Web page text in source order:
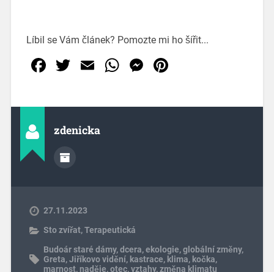
Líbil se Vám článek? Pomozte mi ho šířit...
Facebook
Twitter
EmailWhatsApp
Messenger
zdenicka
27.11.2023
Sto zvířat,Terapeutická
Budoár staré dámy,dcera,ekologie,globální změny,
Greta,Jiříkovo vidění, kastrace, klima, kočka,
marnost,naděje,otec,vztahy,změna klimatu